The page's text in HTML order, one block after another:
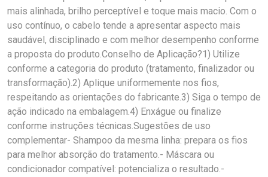
mais alinhada, brilho perceptível e toque mais macio. Com o
uso contínuo, o cabelo tende a apresentar aspecto mais
saudável, disciplinado e com melhor desempenho conforme
a proposta do produto.Conselho de Aplicação?1) Utilize
conforme a categoria do produto (tratamento, finalizador ou
transformação).2) Aplique uniformemente nos fios,
respeitando as orientações do fabricante.3) Siga o tempo de
ação indicado na embalagem.4) Enxágue ou finalize
conforme instruções técnicas.Sugestões de uso
complementar- Shampoo da mesma linha: prepara os fios
para melhor absorção do tratamento.- Máscara ou
condicionador compatível: potencializa o resultado.-